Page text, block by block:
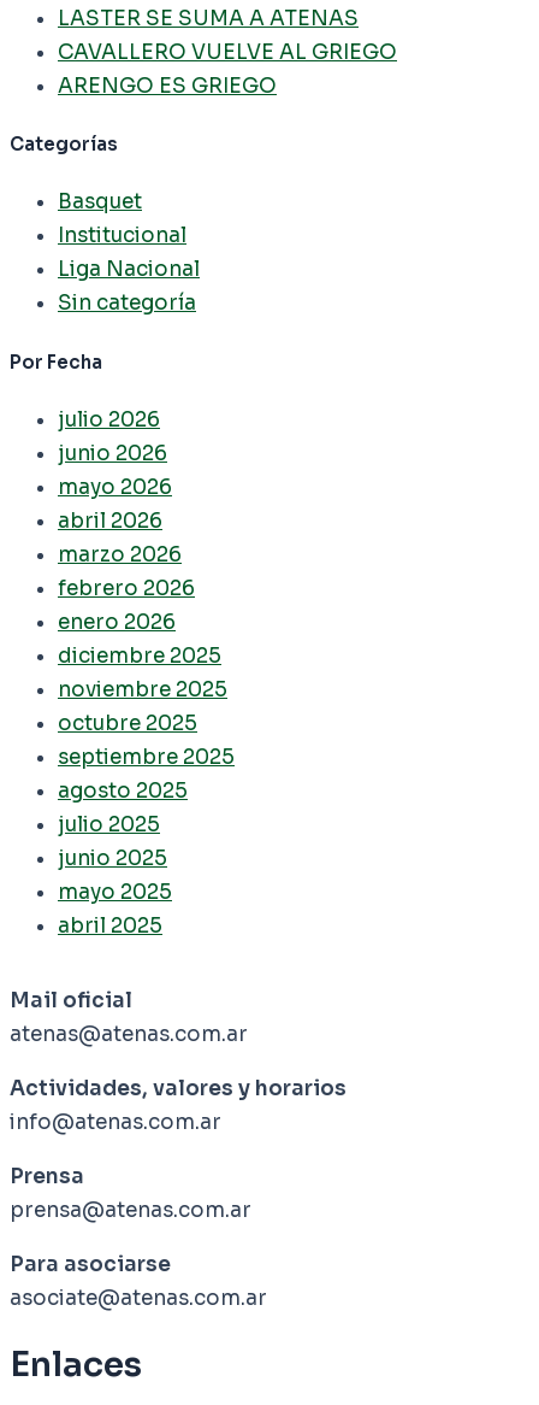
LASTER SE SUMA A ATENAS
CAVALLERO VUELVE AL GRIEGO
ARENGO ES GRIEGO
Categorías
Basquet
Institucional
Liga Nacional
Sin categoría
Por Fecha
julio 2026
junio 2026
mayo 2026
abril 2026
marzo 2026
febrero 2026
enero 2026
diciembre 2025
noviembre 2025
octubre 2025
septiembre 2025
agosto 2025
julio 2025
junio 2025
mayo 2025
abril 2025
Mail oficial
atenas@atenas.com.ar
Actividades, valores y horarios
info@atenas.com.ar
Prensa
prensa@atenas.com.ar
Para asociarse
asociate@atenas.com.ar
Enlaces